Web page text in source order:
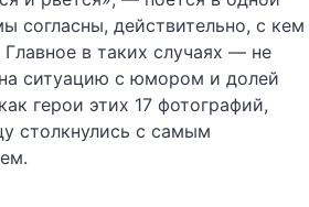
согласны, действительно, с кем
Главное в таких случаях — не
ситуацию с юмором и долей
герои этих 17 фотографий,
столкнулись с самым